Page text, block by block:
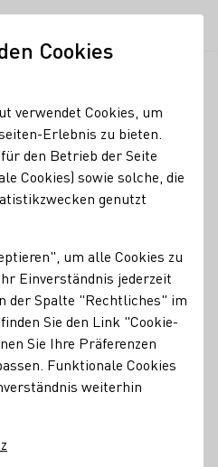
e.V.
Heide 2 Rheinhessen
Cookies
verwendet Cookies, um
Erlebnis zu bieten.
den Betrieb der Seite
Cookies) sowie solche, die
genutzt
um alle Cookies zu
Einverständnis jederzeit
der Spalte "Rechtliches" im
Sie den Link "Cookie-
Sie Ihre Präferenzen
Funktionale Cookies
weiterhin